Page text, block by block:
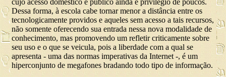
cujo acesso doméstico e público ainda é privilégio de poucos.
Dessa forma, à escola cabe tornar menor a distância entre os
tecnologicamente providos e aqueles sem acesso a tais recursos,
não somente oferecendo sua entrada nessa nova modalidade de
conhecimento, mas promovendo um refletir criticamente sobre
seu uso e o que se veicula, pois a liberdade com a qual se
apresenta - uma das normas imperativas da Internet -, é um
hiperconjunto de megafones bradando todo tipo de informação.